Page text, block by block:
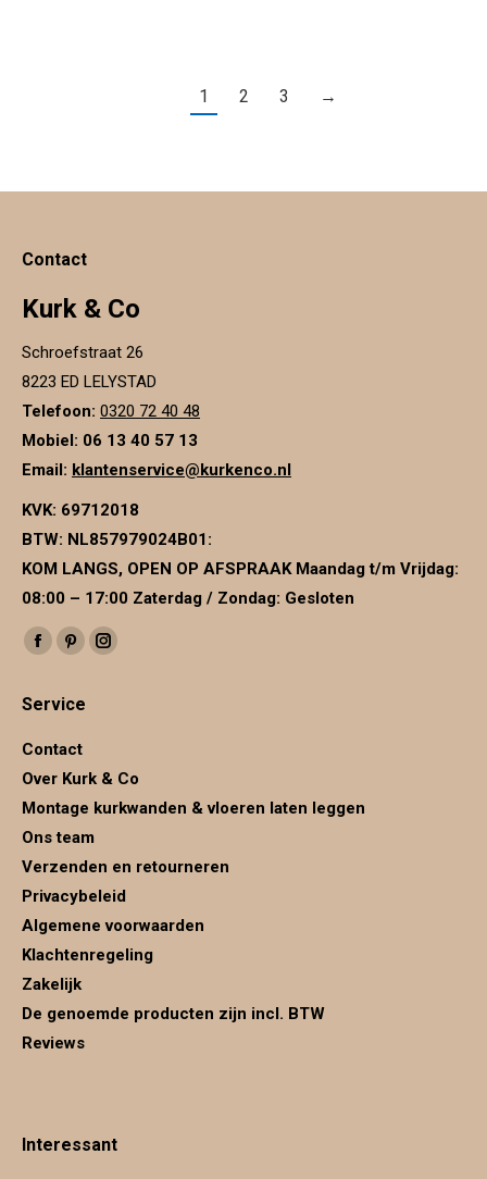
1 2 3 →
Contact
Kurk & Co
Schroefstraat 26
8223 ED LELYSTAD
Telefoon: 0320 72 40 48
Mobiel: 06 13 40 57 13
Email: klantenservice@kurkenco.nl
KVK: 69712018
BTW: NL857979024B01 :
KOM LANGS, OPEN OP AFSPRAAK Maandag t/m Vrijdag:
08:00 – 17:00 Zaterdag / Zondag: Gesloten
Vind ons op:
Facebook
opens
Pinterest
opens
Instagram
Service
Contact
Over Kurk & Co
Montage kurkwanden & vloeren laten leggen
Ons team
Verzenden en retourneren
Privacybeleid
Algemene voorwaarden
Klachtenregeling
Zakelijk
De genoemde producten zijn incl. BTW
Reviews
Interessant